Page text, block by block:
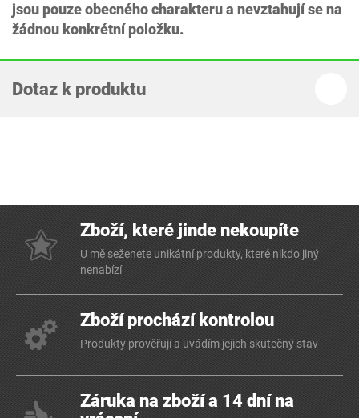
jsou pouze obecného charakteru a nevztahují se na
žádnou konkrétní položku.
Dotaz k produktu
Zboží, které jinde nekoupíte
U mě seženete unikátní produkty, které nikdo jiný
nenabízí
Zboží prochází kontrolou
Produkty prověřuji a uvádím jejich skutečný stav
Záruka na zboží a 14 dní na